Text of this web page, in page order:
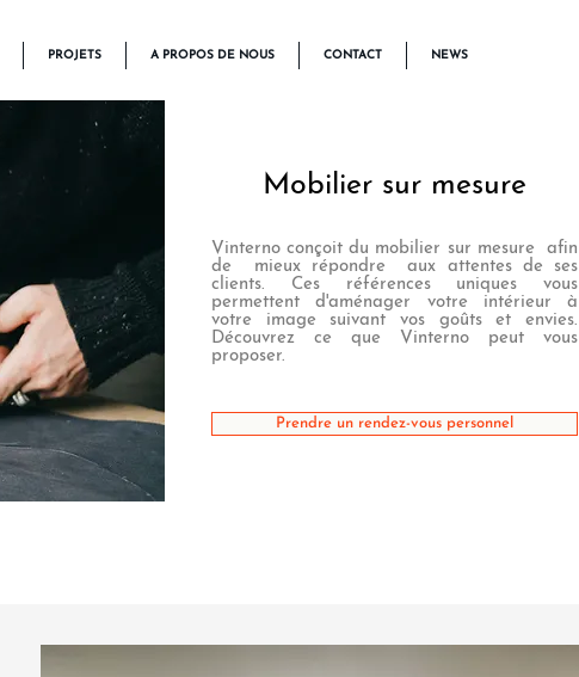
PROJETS A PROPOS DE NOUS CONTACT NEWS
Mobilier sur mesure
Vinterno conçoit du mobilier sur mesure afin
de mieux répondre aux attentes de ses
clients. Ces références uniques vous
permettent d'aménager votre intérieur à
votre image suivant vos goûts et envies.
Découvrez ce que Vinterno peut vous
proposer.
Prendre un rendez-vous personnel